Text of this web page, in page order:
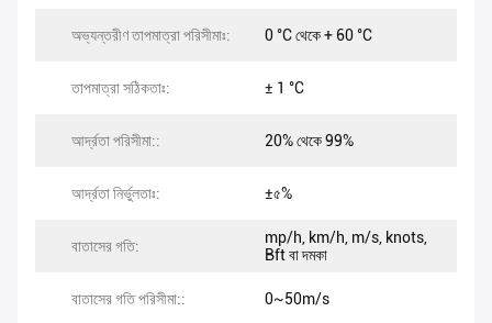
অভ্যন্তরীণ তাপমাত্রা পরিসীমাঃ: 0 °C থেকে + 60 °C
তাপমাত্রা সঠিকতাঃ: ± 1 °C
আর্দ্রতা পরিসীমা:: 20% থেকে 99%
আর্দ্রতা নির্ভুলতাঃ: ±৫%
বাতাসের গতি:
mp/h, km/h, m/s, knots,
Bft বা দমকা
বাতাসের গতি পরিসীমা:: 0~50m/s